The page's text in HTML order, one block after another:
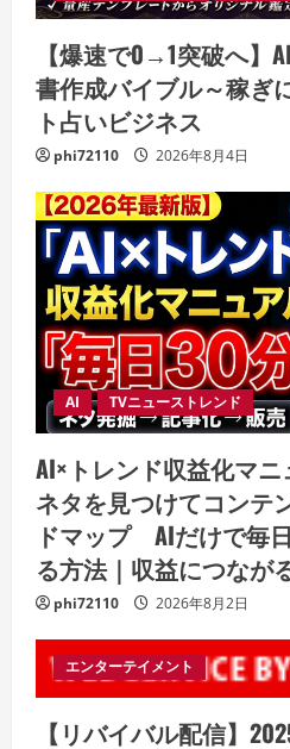
【爆速で0→1突破へ】
書作成バイブル～稼ぎ
ト占いビジネス
phi72110 2026年8月4日
AI TVニューストレンド
AI×トレンド収益化マ
ネタを見つけてコンテ
ドマップ AIだけで毎
る方法｜収益につなが
phi72110 2026年8月2日
エンターテイメント
【リバイバル配信】